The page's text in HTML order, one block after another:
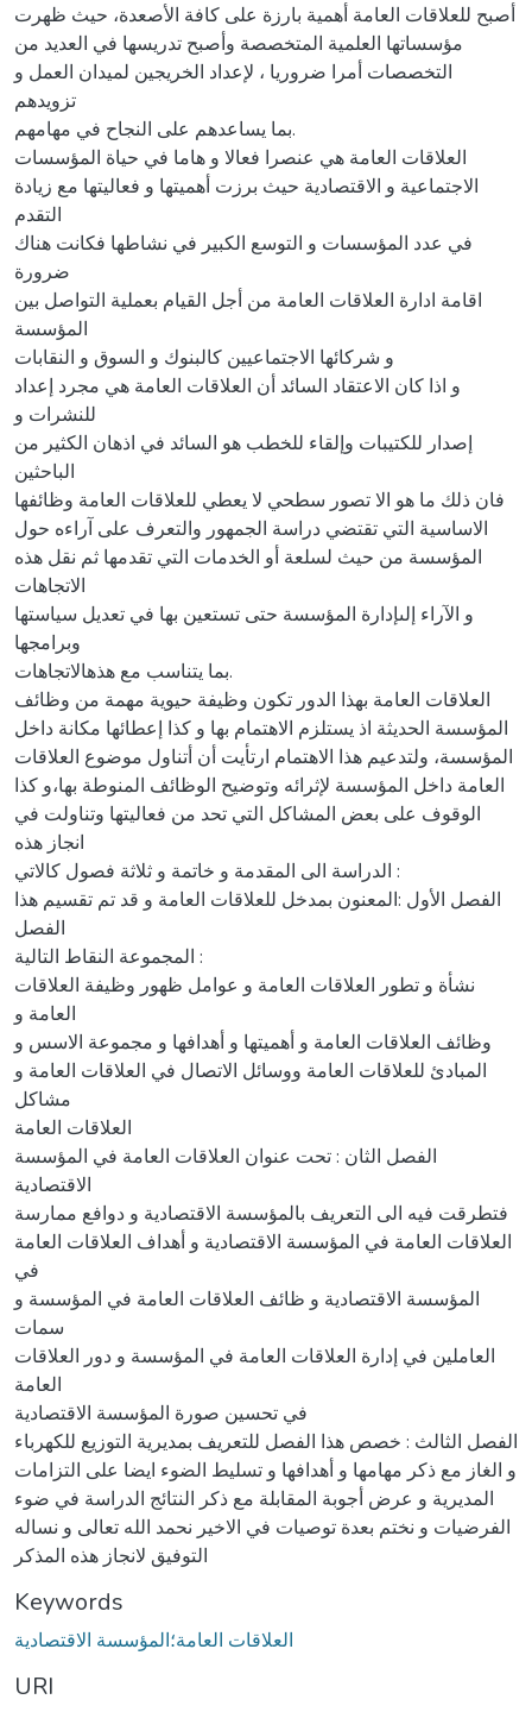
أصبح للعلاقات العامة أهمية بارزة على كافة الأصعدة، حيث ظهرت
مؤسساتها العلمية المتخصصة وأصبح تدريسها في العديد من
التخصصات أمرا ضروريا ، لإعداد الخريجين لميدان العمل و
تزويدهم
بما يساعدهم على النجاح في مهامهم.
العلاقات العامة هي عنصرا فعالا و هاما في حياة المؤسسات
الاجتماعية و الاقتصادية حيث برزت أهميتها و فعاليتها مع زيادة
التقدم
في عدد المؤسسات و التوسع الكبير في نشاطها فكانت هناك
ضرورة
اقامة ادارة العلاقات العامة من أجل القيام بعملية التواصل بين
المؤسسة
و شركائها الاجتماعيين كالبنوك و السوق و النقابات
و اذا كان الاعتقاد السائد أن العلاقات العامة هي مجرد إعداد
للنشرات و
إصدار للكتيبات وإلقاء للخطب هو السائد في اذهان الكثير من
الباحثين
فان ذلك ما هو الا تصور سطحي لا يعطي للعلاقات العامة وظائفها
الاساسية التي تقتضي دراسة الجمهور والتعرف على آراءه حول
المؤسسة من حيث لسلعة أو الخدمات التي تقدمها ثم نقل هذه
الاتجاهات
و الآراء إلىإدارة المؤسسة حتى تستعين بها في تعديل سياستها
وبرامجها
بما يتناسب مع هذهالاتجاهات.
العلاقات العامة بهذا الدور تكون وظيفة حيوية مهمة من وظائف
المؤسسة الحديثة اذ يستلزم الاهتمام بها و كذا إعطائها مكانة داخل
المؤسسة، ولتدعيم هذا الاهتمام ارتأيت أن أتناول موضوع العلاقات
العامة داخل المؤسسة لإثرائه وتوضيح الوظائف المنوطة بها،و كذا
الوقوف على بعض المشاكل التي تحد من فعاليتها وتناولت في
انجاز هذه
الدراسة الى المقدمة و خاتمة و ثلاثة فصول كالاتي :
الفصل الأول :المعنون بمدخل للعلاقات العامة و قد تم تقسيم هذا
الفصل
المجموعة النقاط التالية :
نشأة و تطور العلاقات العامة و عوامل ظهور وظيفة العلاقات
العامة و
وظائف العلاقات العامة و أهميتها و أهدافها و مجموعة الاسس و
المبادئ للعلاقات العامة ووسائل الاتصال في العلاقات العامة و
مشاكل
العلاقات العامة
الفصل الثان : تحت عنوان العلاقات العامة في المؤسسة
الاقتصادية
فتطرقت فيه الى التعريف بالمؤسسة الاقتصادية و دوافع ممارسة
العلاقات العامة في المؤسسة الاقتصادية و أهداف العلاقات العامة
في
المؤسسة الاقتصادية و ظائف العلاقات العامة في المؤسسة و
سمات
العاملين في إدارة العلاقات العامة في المؤسسة و دور العلاقات
العامة
في تحسين صورة المؤسسة الاقتصادية
الفصل الثالث : خصص هذا الفصل للتعريف بمديرية التوزيع للكهرباء
و الغاز مع ذكر مهامها و أهدافها و تسليط الضوء ايضا على التزامات
المديرية و عرض أجوبة المقابلة مع ذكر النتائج الدراسة في ضوء
الفرضيات و نختم بعدة توصيات في الاخير نحمد الله تعالى و نساله
التوفيق لانجاز هذه المذكر
Keywords
العلاقات العامة؛المؤسسة الاقتصادية
URI